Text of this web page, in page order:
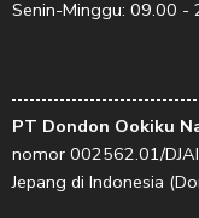
Senin-Minggu: 09.00 -
PT Dondon Ookiku
nomor 002562.01/
Jepang di Indonesia